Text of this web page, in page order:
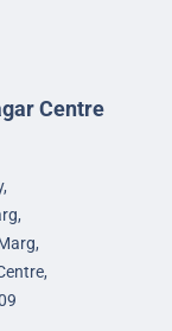
Centre